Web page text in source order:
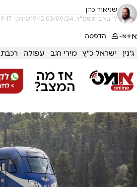
שניאור כהן
ל' באב תשפ"ד, 03/09/24 19:12 עודכן: 19:17
א+א- הדפסה
ג'נין ישראל כ"ץ מירי רגב עפולה רכבת